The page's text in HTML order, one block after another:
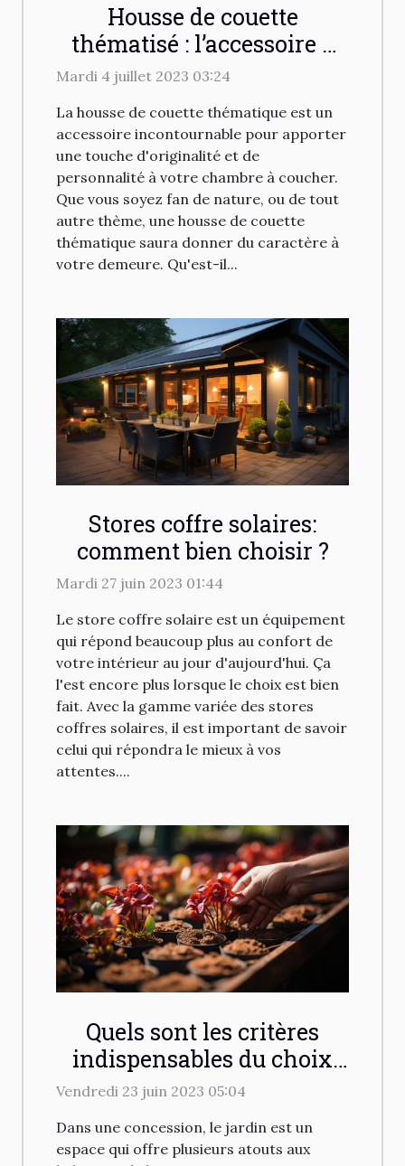
Housse de couette
thématisé : l’accessoire à
avoir chez vous
Mardi 4 juillet 2023 03:24
La housse de couette thématique est un
accessoire incontournable pour apporter
une touche d'originalité et de
personnalité à votre chambre à coucher.
Que vous soyez fan de nature, ou de tout
autre thème, une housse de couette
thématique saura donner du caractère à
votre demeure. Qu'est-il...
Stores coffre solaires:
comment bien choisir ?
Mardi 27 juin 2023 01:44
Le store coffre solaire est un équipement
qui répond beaucoup plus au confort de
votre intérieur au jour d'aujourd'hui. Ça
l'est encore plus lorsque le choix est bien
fait. Avec la gamme variée des stores
coffres solaires, il est important de savoir
celui qui répondra le mieux à vos
attentes....
Quels sont les critères
indispensables du choix
d'un prestataire de
Vendredi 23 juin 2023 05:04
Dans une concession, le jardin est un
espace qui offre plusieurs atouts aux